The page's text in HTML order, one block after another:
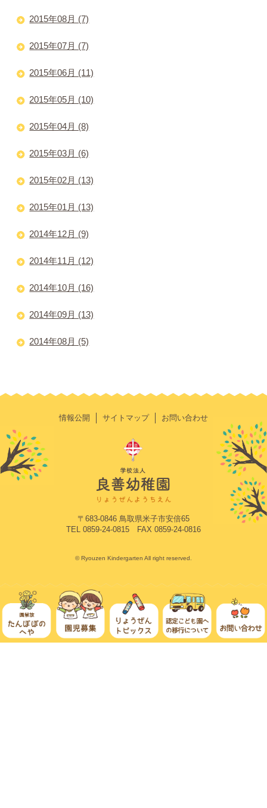
2015年08月 (7)
2015年07月 (7)
2015年06月 (11)
2015年05月 (10)
2015年04月 (8)
2015年03月 (6)
2015年02月 (13)
2015年01月 (13)
2014年12月 (9)
2014年11月 (12)
2014年10月 (16)
2014年09月 (13)
2014年08月 (5)
情報公開 サイトマップ お問い合わせ
〒683-0846 鳥取県米子市安倍65
TEL 0859-24-0815 FAX 0859-24-0816
© Ryouzen Kindergarten All right reserved.